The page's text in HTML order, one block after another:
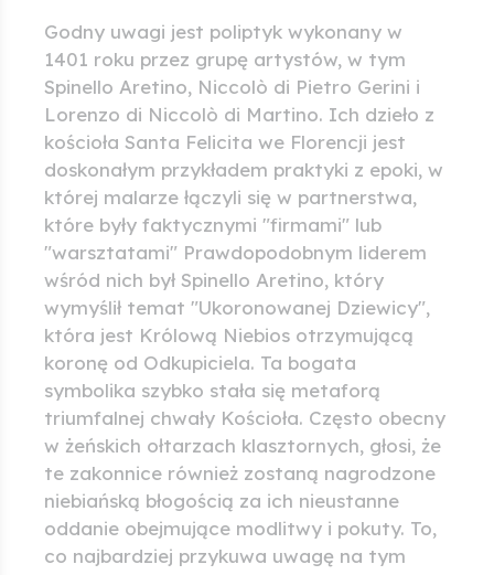
Godny uwagi jest poliptyk wykonany w
1401 roku przez grupę artystów, w tym
Spinello Aretino, Niccolò di Pietro Gerini i
Lorenzo di Niccolò di Martino. Ich dzieło z
kościoła Santa Felicita we Florencji jest
doskonałym przykładem praktyki z epoki, w
której malarze łączyli się w partnerstwa,
które były faktycznymi "firmami" lub
"warsztatami" Prawdopodobnym liderem
wśród nich był Spinello Aretino, który
wymyślił temat "Ukoronowanej Dziewicy",
która jest Królową Niebios otrzymującą
koronę od Odkupiciela. Ta bogata
symbolika szybko stała się metaforą
triumfalnej chwały Kościoła. Często obecny
w żeńskich ołtarzach klasztornych, głosi, że
te zakonnice również zostaną nagrodzone
niebiańską błogością za ich nieustanne
oddanie obejmujące modlitwy i pokuty. To,
co najbardziej przykuwa uwagę na tym